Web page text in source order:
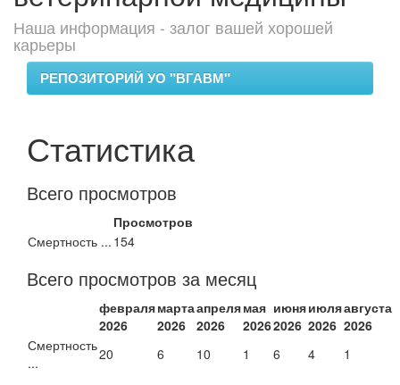
Наша информация - залог вашей хорошей
карьеры
РЕПОЗИТОРИЙ УО "ВГАВМ"
Статистика
Всего просмотров
Просмотров
Смертность ... 154
Всего просмотров за месяц
февраля
2026
марта
2026
апреля
2026
мая
2026
июня
2026
июля
2026
августа
2026
Смертность
...
20 6 10 1 6 4 1